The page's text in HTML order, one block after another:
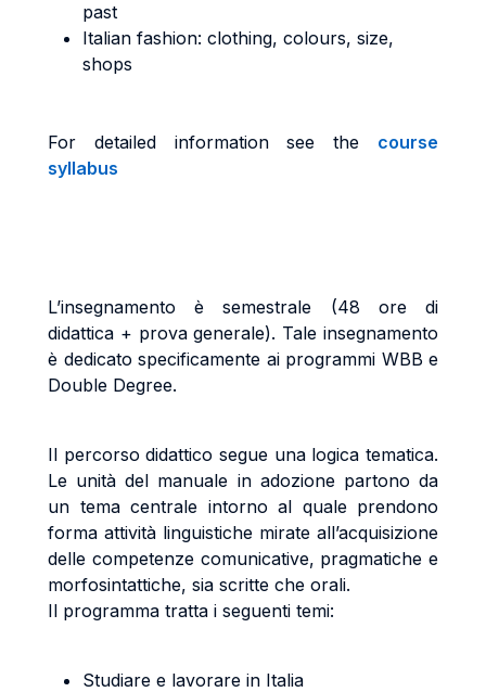
past
Italian fashion: clothing, colours, size,
shops
For detailed information see the course
syllabus
L’insegnamento è semestrale (48 ore di
didattica + prova generale). Tale insegnamento
è dedicato specificamente ai programmi WBB e
Double Degree.
Il percorso didattico segue una logica tematica.
Le unità del manuale in adozione partono da
un tema centrale intorno al quale prendono
forma attività linguistiche mirate all’acquisizione
delle competenze comunicative, pragmatiche e
morfosintattiche, sia scritte che orali.
Il programma tratta i seguenti temi:
Studiare e lavorare in Italia